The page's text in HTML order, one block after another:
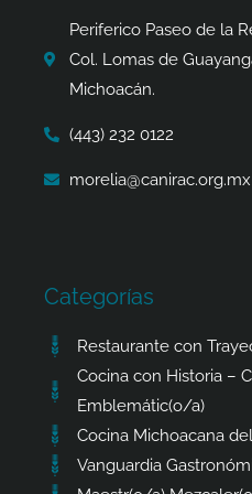
k
-
f
a
m
Periferico Paseo de la
Col. Lomas de
Michoacán.
(443) 232 0122
morelia@canirac.org.mx
Categorías
Restaurante con
Cocina con Historia –
Emblemátic(o/a)
Cocina Michoacana
Vanguardia